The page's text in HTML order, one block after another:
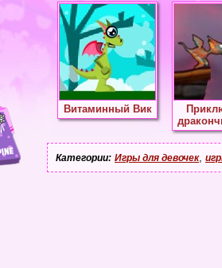
Витаминный Вик
Категории: Игры для девочек,